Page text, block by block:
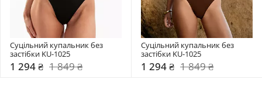
Суцільний купальник без
застібки KU-1025
1 294 ₴ 1 849 ₴
Суцільний купальник без
застібки KU-1025
1 294 ₴ 1 849 ₴